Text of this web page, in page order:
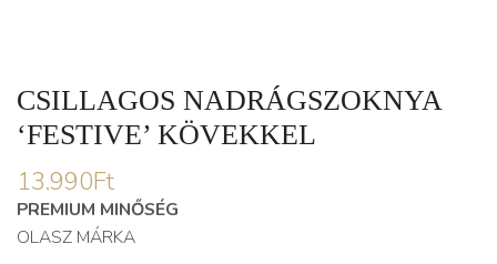
CSILLAGOS NADRÁGSZOKNYA
‘FESTIVE’ KÖVEKKEL
13.990Ft
PREMIUM MINŐSÉG
OLASZ MÁRKA